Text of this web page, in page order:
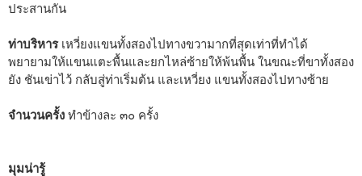
ประสานกัน
ท่าบริหาร เหวี่ยงแขนทั้งสองไปทางขวามากที่สุดเท่าที่ทำได้
พยายามให้แขนแตะพื้นและยกไหล่ซ้ายให้พ้นพื้น ในขณะที่ขาทั้งสอง
ยัง ชันเข่าไว้ กลับสู่ท่าเริ่มต้น และเหวี่ยง แขนทั้งสองไปทางซ้าย
จำนวนครั้ง ทำข้างละ ๓๐ ครั้ง
มุมน่ารู้